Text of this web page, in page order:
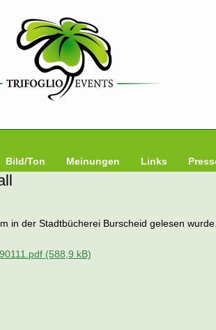
Bild/Ton Meinungen Links
in der Stadtbücherei Burscheid gelesen wurde.
(588,9 kB)